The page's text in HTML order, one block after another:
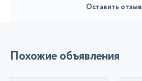
Оставить отзыв
Похожие объявления